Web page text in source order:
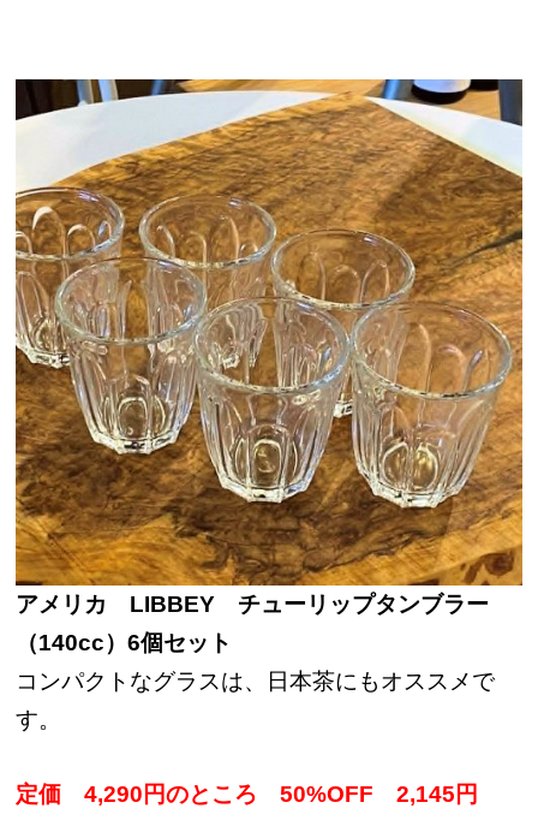
アメリカ LIBBEY チューリップタンブラー
（140cc）6個セット
コンパクトなグラスは、日本茶にもオススメで
す。
定価 4,290円のところ 50%OFF 2,145円